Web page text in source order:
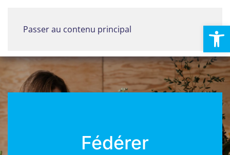
Ouvrir
Passer au contenu principal Menu
Fédérer